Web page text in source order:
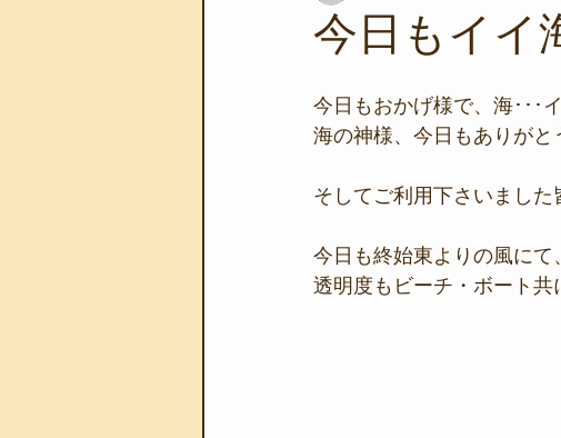
地域のこと 磯あそび教室 環境保
今日もイイ
今日もおかげ様で、海･･･
海の神様、今日もありが
そしてご利用下さいまし
今日も終始東よりの風にて
透明度もビーチ・ボート共